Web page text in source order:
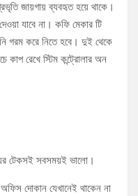
জায়গায় ব্যবহৃত হয়ে থাকে।
যাবে না। কফি মেকার টি
গরম করে নিতে হবে। দুই থেকে
কাপ রেখে স্টিম কন্ট্রোলার অন
টেকসই সবসময়ই ভালো।
দোকান যেখানেই থাকেন না